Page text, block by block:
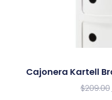
Cajonera Kartell
$209.00